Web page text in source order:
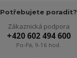
Potřebujete poradit?
Zákaznická podpora
+420 602 494 600
Po-Pá, 9-16 hod.